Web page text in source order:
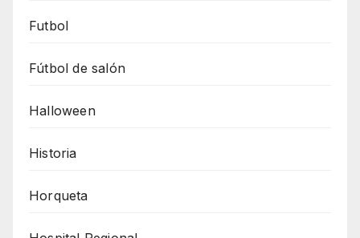
Futbol
Fútbol de salón
Halloween
Historia
Horqueta